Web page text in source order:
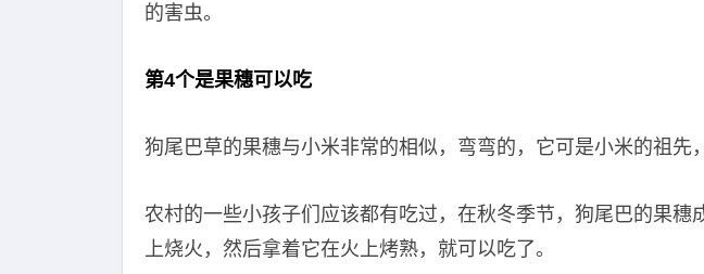
的害虫。
第4个是果穗可以吃
狗尾巴草的果穗与小米非常的相似，弯弯的，它可是小米的祖先
农村的一些小孩子们应该都有吃过，在秋冬季节，狗尾巴的果穗
上烧火，然后拿着它在火上烤熟，就可以吃了。